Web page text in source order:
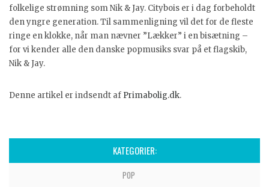
folkelige strømning som Nik & Jay. Citybois er i dag forbeholdt
den yngre generation. Til sammenligning vil det for de fleste
ringe en klokke, når man nævner ”Lækker” i en bisætning –
for vi kender alle den danske popmusiks svar på et flagskib,
Nik & Jay.
Denne artikel er indsendt af Primabolig.dk.
KATEGORIER:
POP